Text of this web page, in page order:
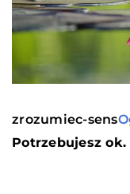
zrozumiec-sens
Potrzebujesz